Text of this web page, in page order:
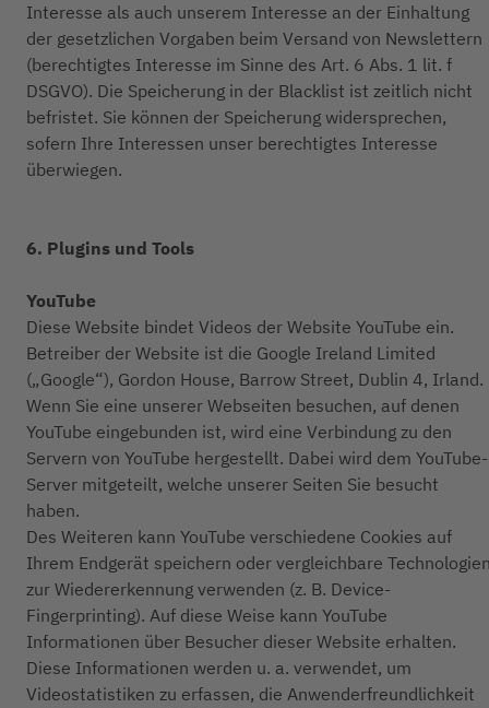
Interesse als auch unserem Interesse an der Einhaltung
der gesetzlichen Vorgaben beim Versand von Newslettern
(berechtigtes Interesse im Sinne des Art. 6 Abs. 1 lit. f
DSGVO). Die Speicherung in der Blacklist ist zeitlich nicht
befristet. Sie können der Speicherung widersprechen,
sofern Ihre Interessen unser berechtigtes Interesse
überwiegen.
6. Plugins und Tools
YouTube
Diese Website bindet Videos der Website YouTube ein.
Betreiber der Website ist die Google Ireland Limited
(„Google“), Gordon House, Barrow Street, Dublin 4, Irland.
Wenn Sie eine unserer Webseiten besuchen, auf denen
YouTube eingebunden ist, wird eine Verbindung zu den
Servern von YouTube hergestellt. Dabei wird dem YouTube-
Server mitgeteilt, welche unserer Seiten Sie besucht
haben.
Des Weiteren kann YouTube verschiedene Cookies auf
Ihrem Endgerät speichern oder vergleichbare
zur Wiedererkennung verwenden (z. B. Device-
Fingerprinting). Auf diese Weise kann YouTube
Informationen über Besucher dieser Website erhalten.
Diese Informationen werden u. a. verwendet, um
Videostatistiken zu erfassen, die Anwenderfreundlichkeit